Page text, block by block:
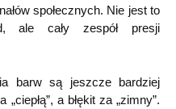
społecznych. Nie jest to
ale cały zespół presji
barw są jeszcze bardziej
a błękit za „zimny”.